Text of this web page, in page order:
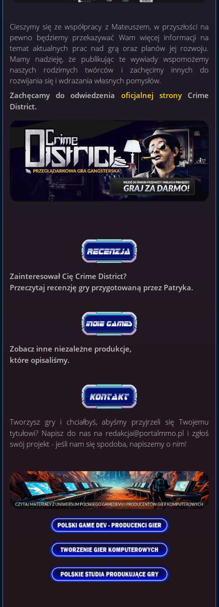
Cieszymy się ze współpracy z Mateuszem, w przyszłości na
pewno będziemy przekazywać Wam więcej informacji na
temat aktualnych prac nad grą oraz planów jej rozwoju.
Mamy nadzieję, że publikując te wywiady wspomożemy
naszych rodzimych twórców i zachęcimy innych do
rozwijania się i wdrażania własnych pomysłów.
Zachęcamy do odwiedzenia oficjalnej stronyCrime
District.
Zainteresował Cię Crime District?
Przeczytaj recenzję gry przygotowaną przez Patryka.
Zobacz inne niezależne produkcje,
które opisaliśmy.
Tworzysz gry i chciałbyś, abyśmy przyjrzeli się Twojemu
tytułowi? Napisz do nas na redakcja@portalmmo.pl i zgłoś
swój projekt - jeśli nam się spodoba, napiszemy o nim!